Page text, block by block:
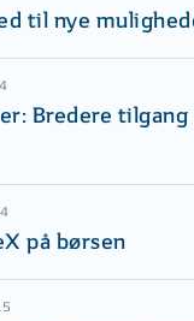
til nye
Bredere tilgang
på børsen